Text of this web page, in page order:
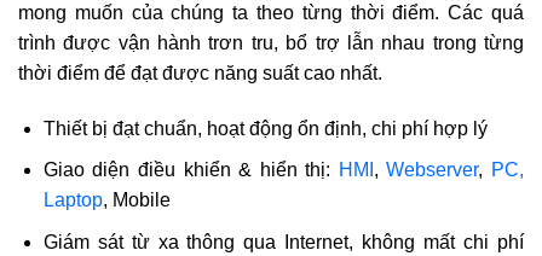
mong muốn của chúng ta theo từng thời điểm. Các quá
trình được vận hành trơn tru, bổ trợ lẫn nhau trong từng
thời điểm để đạt được năng suất cao nhất.
Thiết bị đạt chuẩn, hoạt động ổn định, chi phí hợp lý
Giao diện điều khiển & hiển thị: HMI ,Webserver, PC,
Laptop, Mobile
Giám sát từ xa thông qua Internet, không mất chi phí